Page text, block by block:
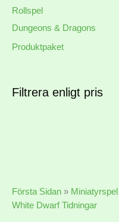
Rollspel
Dungeons & Dragons
Produktpaket
Filtrera enligt pris
Första Sidan » Miniatyrspel
White Dwarf Tidningar